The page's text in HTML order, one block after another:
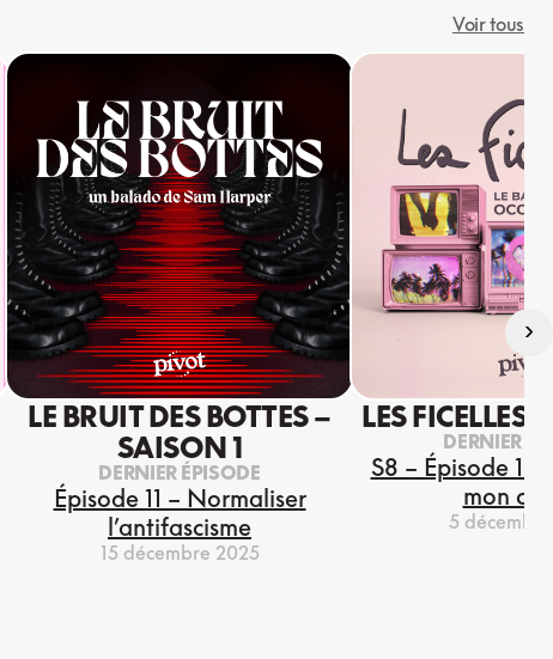
Voir tous
LE BRUIT DES BOTTES –
SAISON 1
DERNIER ÉPISODE
Épisode 11 – Normaliser
l’antifascisme
15 décembre 2025
LES FICELLES
DERNIER
S8 – Épisode 13
mon
5
›